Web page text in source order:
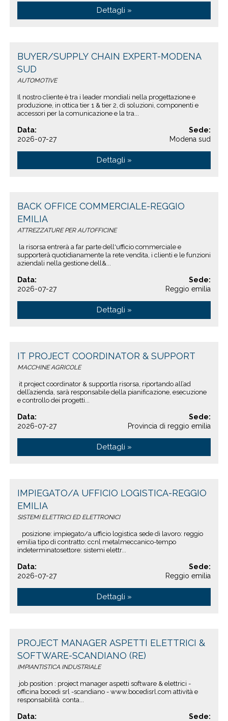
Dettagli »
BUYER/SUPPLY CHAIN EXPERT-MODENA
SUD
AUTOMOTIVE
Il nostro cliente è tra i leader mondiali nella progettazione e
produzione, in ottica tier 1 & tier 2, di soluzioni, componenti e
accessori per la comunicazione e la tra...
Data:
2026-07-27
Sede:
Modena sud
Dettagli »
BACK OFFICE COMMERCIALE-REGGIO
EMILIA
ATTREZZATURE PER AUTOFFICINE
la risorsa entrerà a far parte dell'ufficio commerciale e
supporterà quotidianamente la rete vendita, i clienti e le funzioni
aziendali nella gestione dell&...
Data:
2026-07-27
Sede:
Reggio emilia
Dettagli »
IT PROJECT COORDINATOR & SUPPORT
MACCHINE AGRICOLE
it project coordinator & supportla risorsa, riportando all’ad
dell’azienda, sarà responsabile della pianificazione, esecuzione
e controllo dei progetti...
Data:
2026-07-27
Sede:
Provincia di reggio emilia
Dettagli »
IMPIEGATO/A UFFICIO LOGISTICA-REGGIO
EMILIA
SISTEMI ELETTRICI ED ELETTRONICI
posizione: impiegato/a ufficio logistica sede di lavoro: reggio
emilia tipo di contratto: ccnl metalmeccanico-tempo
indeterminatosettore: sistemi elettr...
Data:
2026-07-27
Sede:
Reggio emilia
Dettagli »
PROJECT MANAGER ASPETTI ELETTRICI &
SOFTWARE-SCANDIANO (RE)
IMPIANTISTICA INDUSTRIALE
job position : project manager aspetti software & elettrici -
officina bocedi srl -scandiano - www.bocedisrl.com attività e
responsabilità conta...
Data:
Sede: